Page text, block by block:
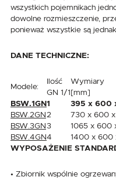
wszystkich pojemnikach
dowolne rozmieszczenie,
ponieważ wszystkie są
DANE TECHNICZNE:
Modele:
Ilość
GN 1/1
Wymiary
[mm]
BSW.1GN1 395 x 600
BSW.2GN 2 730 x 600
BSW.3GN3 1065 x 600
BSW.4GN4 1400 x 600
WYPOSAŻENIE
• Zbiornik wspólnie